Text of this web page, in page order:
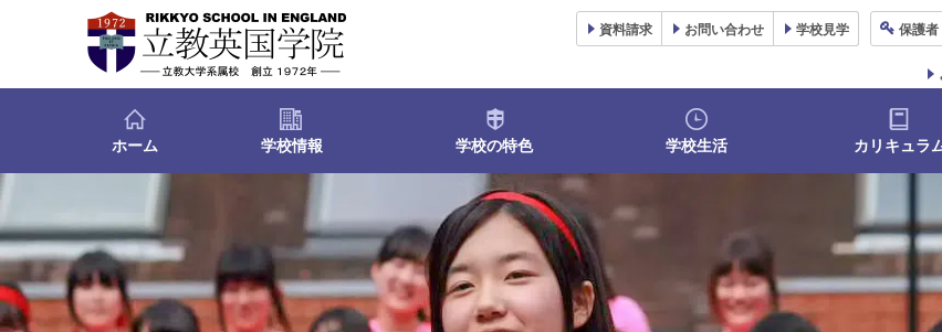
資料請求 お問い合わせ 学校見学 保護者
ホーム 学校情報 学校の特色 学校生活 カリキュラ